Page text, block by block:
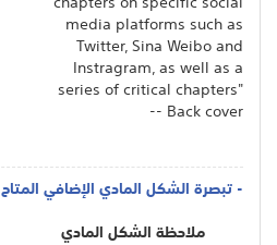
media platforms such as
Twitter, Sina Weibo and
Instragram, as well as a
series of critical chapters"
-- Back cover
- تبصرة الشكل المادي الإضافي المتاح
ملاحظة الشكل المادي